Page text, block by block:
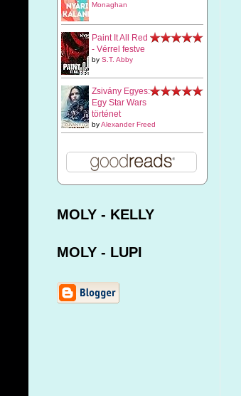
Monaghan
Paint It All Red
- Vérrel festve
by S.T. Abby
Zsivány Egyes:
Egy Star Wars
történet
byAlexander Freed
MOLY - KELLY
MOLY - LUPI